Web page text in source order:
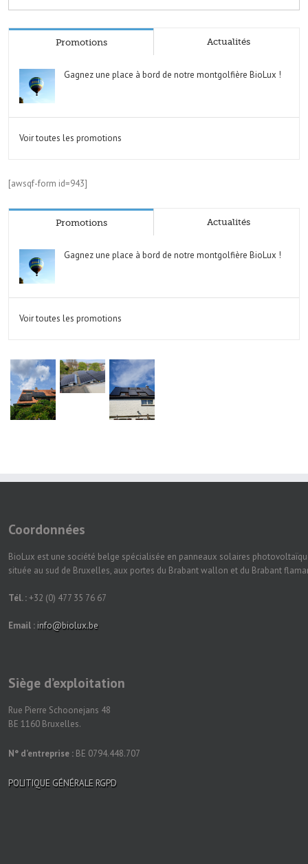
Promotions Actualités
Gagnez une place à bord de notre montgolfière BioLux !
Voir toutes les promotions
[awsqf-form id=943]
Promotions Actualités
Gagnez une place à bord de notre montgolfière BioLux !
Voir toutes les promotions
Coordonnées
BioLux est une société belge spécialisée en panneaux solaires
située au sud de Bruxelles, aux portes du Brabant wallon et du Brabant
Tél. :+32 (0) 477 35 76 67
Email : info@biolux.be
Siège d’exploitation
Rue Pierre Schoonejans 48
BE 1160 Bruxelles.
N° d’entreprise : BE 0794.448.707
POLITIQUE GÉNÉRALE RGPD